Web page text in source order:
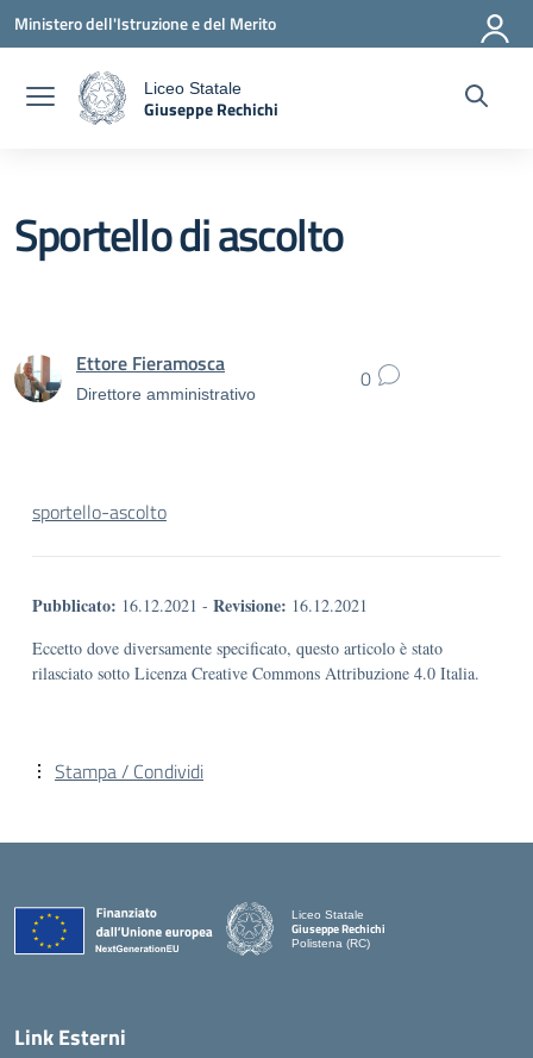
Vai ai contenuti
Vai al menu di navigazione
Vai al footer
Ministero dell'Istruzione e del Merito
Liceo Statale
Giuseppe Rechichi
Sportello di ascolto
Ettore Fieramosca
Direttore amministrativo
0
sportello-ascolto
Pubblicato: 16.12.2021 - Revisione: 16.12.2021
Eccetto dove diversamente specificato, questo articolo è stato
rilasciato sotto Licenza Creative Commons Attribuzione 4.0 Italia.
Stampa / Condividi
Liceo Statale
Giuseppe Rechichi
Polistena (RC)
Link Esterni